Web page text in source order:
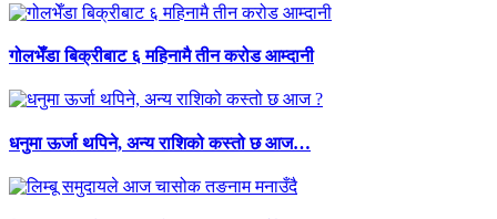
गोलभेँडा बिक्रीबाट ६ महिनामै तीन करोड आम्दानी
धनुमा ऊर्जा थपिने, अन्य राशिको कस्तो छ आज…